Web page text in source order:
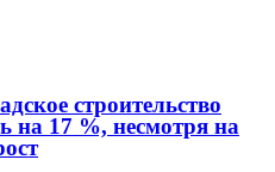
строительство
на 17 %, несмотря на